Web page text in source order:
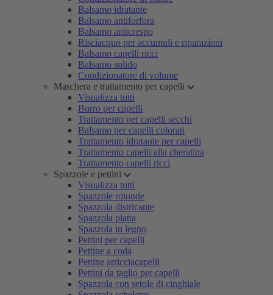
Balsamo idratante
Balsamo antiforfora
Balsamo anticrespo
Risciacquo per accumuli e riparazioni
Balsamo capelli ricci
Balsamo solido
Condizionatore di volume
Maschera e trattamento per capelli
Visualizza tutti
Burro per capelli
Trattamento per capelli secchi
Balsamo per capelli colorati
Trattamento idratante per capelli
Trattamento capelli alla cheratina
Trattamento capelli ricci
Spazzole e pettini
Visualizza tutti
Spazzole rotonde
Spazzola districante
Spazzola piatta
Spazzola in legno
Pettini per capelli
Pettine a coda
Pettine arricciacapelli
Pettini da taglio per capelli
Spazzola con setole di cinghiale